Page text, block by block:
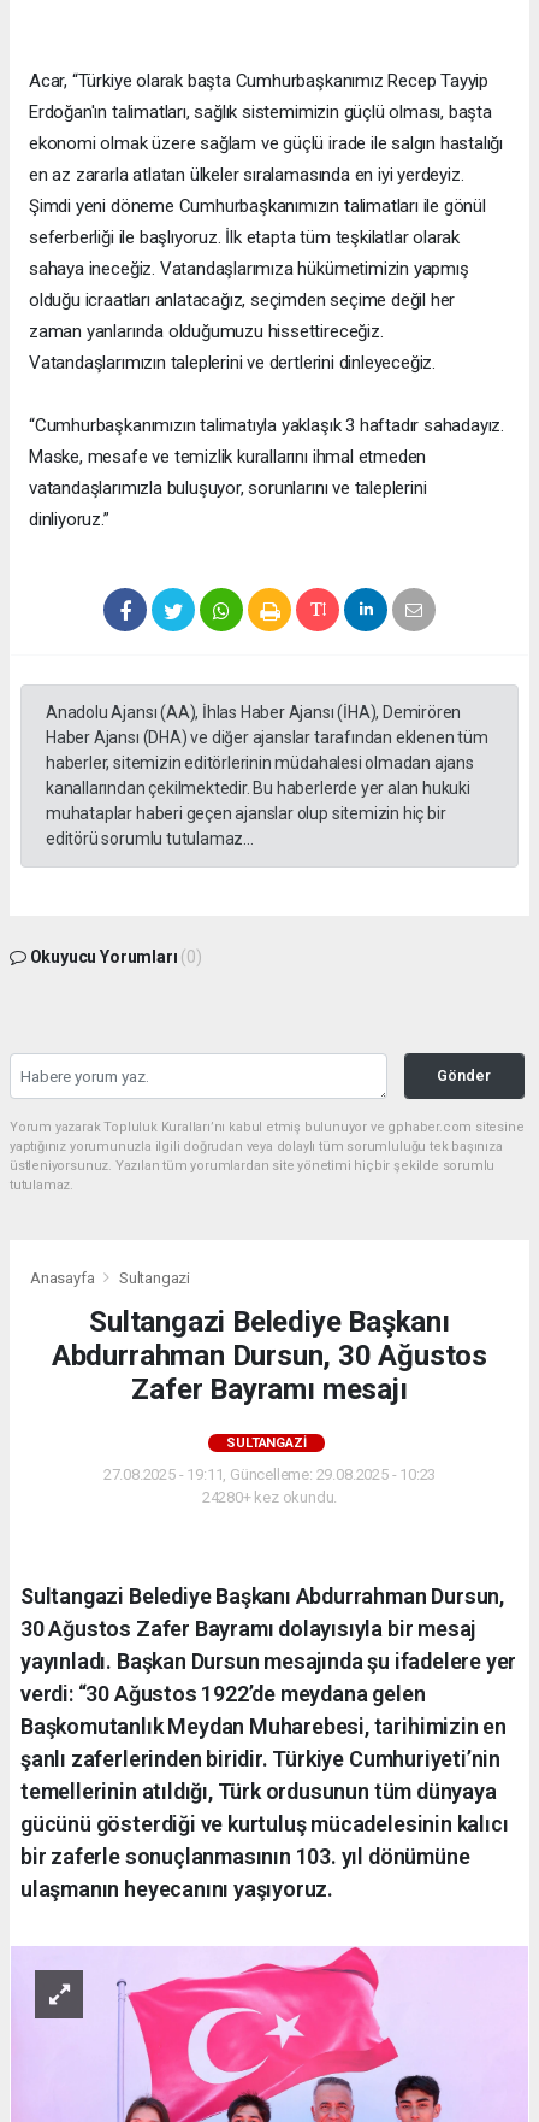
Acar, “Türkiye olarak başta Cumhurbaşkanımız Recep Tayyip
Erdoğan'ın talimatları, sağlık sistemimizin güçlü olması, başta
ekonomi olmak üzere sağlam ve güçlü irade ile salgın hastalığı
en az zararla atlatan ülkeler sıralamasında en iyi yerdeyiz.
Şimdi yeni döneme Cumhurbaşkanımızın talimatları ile gönül
seferberliği ile başlıyoruz. İlk etapta tüm teşkilatlar olarak
sahaya ineceğiz. Vatandaşlarımıza hükümetimizin yapmış
olduğu icraatları anlatacağız, seçimden seçime değil her
zaman yanlarında olduğumuzu hissettireceğiz.
Vatandaşlarımızın taleplerini ve dertlerini dinleyeceğiz.
“Cumhurbaşkanımızın talimatıyla yaklaşık 3 haftadır sahadayız.
Maske, mesafe ve temizlik kurallarını ihmal etmeden
vatandaşlarımızla buluşuyor, sorunlarını ve taleplerini
dinliyoruz.”
Anadolu Ajansı (AA), İhlas Haber Ajansı (İHA), Demirören
Haber Ajansı (DHA) ve diğer ajanslar tarafından eklenen tüm
haberler, sitemizin editörlerinin müdahalesi olmadan ajans
kanallarından çekilmektedir. Bu haberlerde yer alan hukuki
muhataplar haberi geçen ajanslar olup sitemizin hiç bir
editörü sorumlu tutulamaz...
Okuyucu Yorumları (0)
Gönder
Yorum yazarak Topluluk Kuralları’nı kabul etmiş bulunuyor ve gphaber.com sitesine
yaptığınız yorumunuzla ilgili doğrudan veya dolaylı tüm sorumluluğu tek başınıza
üstleniyorsunuz. Yazılan tüm yorumlardan site yönetimi hiçbir şekilde sorumlu
tutulamaz.
Anasayfa Sultangazi
Sultangazi Belediye Başkanı
Abdurrahman Dursun, 30 Ağustos
Zafer Bayramı mesajı
SULTANGAZI
27.08.2025 - 19:11, Güncelleme: 29.08.2025 - 10:23
24280+ kez okundu.
Sultangazi Belediye Başkanı Abdurrahman Dursun,
30 Ağustos Zafer Bayramı dolayısıyla bir mesaj
yayınladı. Başkan Dursun mesajında şu ifadelere yer
verdi: “30 Ağustos 1922’de meydana gelen
Başkomutanlık Meydan Muharebesi, tarihimizin en
şanlı zaferlerinden biridir. Türkiye Cumhuriyeti’nin
temellerinin atıldığı, Türk ordusunun tüm dünyaya
gücünü gösterdiği ve kurtuluş mücadelesinin kalıcı
bir zaferle sonuçlanmasının 103. yıl dönümüne
ulaşmanın heyecanını yaşıyoruz.